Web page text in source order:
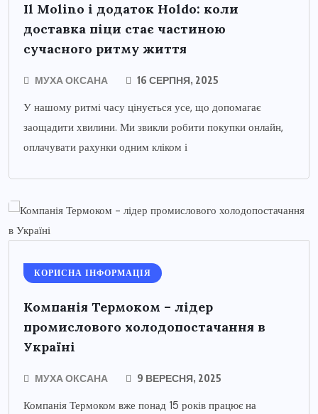
Il Molino і додаток Holdo: коли
доставка піци стає частиною
сучасного ритму життя
МУХА ОКСАНА 16 СЕРПНЯ, 2025
У нашому ритмі часу цінується усе, що допомагає
заощадити хвилини. Ми звикли робити покупки онлайн,
оплачувати рахунки одним кліком і
КОРИСНА ІНФОРМАЦІЯ
Компанія Термоком – лідер
промислового холодопостачання в
Україні
МУХА ОКСАНА 9 ВЕРЕСНЯ, 2025
Компанія Термоком вже понад 15 років працює на